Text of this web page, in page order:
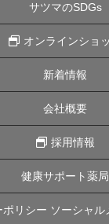
サツマのSDGs
オンラインショ
新着情報
会社概要
採用情報
健康サポート薬局
ポリシー ソーシャル